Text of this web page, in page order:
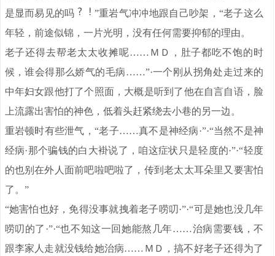
是显而易见的吗
”重岩气冲冲地跟自己吵架，“老子这么
年轻，前途似锦，一片光明，没有任何需要抑郁的理由。
老子还得去帮老太太收摊呢……ＭＤ，肚子都吃不饱的时
候，谁会得那么娇气的毛病……”·一个刚从拐角处走过来的
中年妇女跟他打了个照面，大概是听到了他在自言自语，脸
上流露出害怕的神色，低着头赶紧绕去小巷的另一边。
重岩顿时有些泄气，“老子……真不是神经病·”·“当然不是神
经病·那个骗钱的白大褂说了，咱这症状只是轻度的·”·“轻度
的也别在外人面前吧啦吧啦了，传到老太太耳朵里又要害怕
了。”
“她害怕也好，免得没事就拽着老子唠叨·”·“可是她也没几年
唠叨的了·”·“也不知这一回她能熬几年……治病需要钱，不
跟李家人走就没钱给她治病……ＭＤ，搞不好老子还得为了